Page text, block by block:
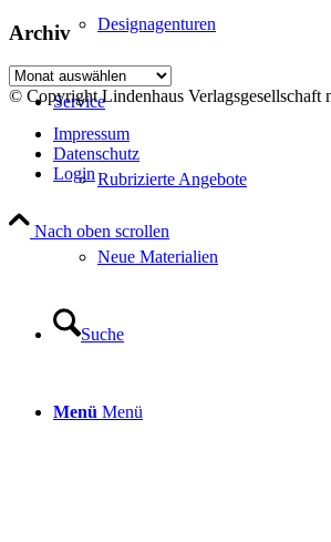
Designagenturen
Service
Rubrizierte Angebote
Neue Materialien
Suche
Menü Menü
Archiv
Archiv
© Copyright Lindenhaus
Impressum
Datenschutz
Login
Nach oben scrollen